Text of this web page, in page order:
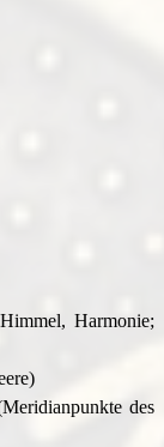
Harmonie;
des